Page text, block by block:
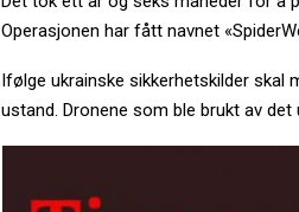
Operasjonen har fått navnet
Ifølge ukrainske sikkerhetskilder
ustand. Dronene som ble brukt av